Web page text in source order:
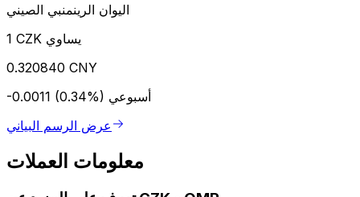
اليوان الرينمنبي الصيني
1 CZK يساوي
0.320840 CNY
-0.0011 (0.34%) أسبوعي
عرض الرسم البياني
معلومات العملات